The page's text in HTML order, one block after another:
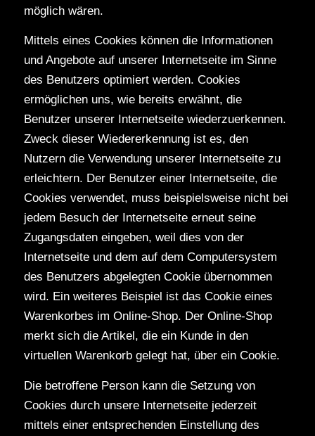
möglich wären.
Mittels eines Cookies können die Informationen
und Angebote auf unserer Internetseite im Sinne
des Benutzers optimiert werden. Cookies
ermöglichen uns, wie bereits erwähnt, die
Benutzer unserer Internetseite wiederzuerkennen.
Zweck dieser Wiedererkennung ist es, den
Nutzern die Verwendung unserer Internetseite zu
erleichtern. Der Benutzer einer Internetseite, die
Cookies verwendet, muss beispielsweise nicht bei
jedem Besuch der Internetseite erneut seine
Zugangsdaten eingeben, weil dies von der
Internetseite und dem auf dem Computersystem
des Benutzers abgelegten Cookie übernommen
wird. Ein weiteres Beispiel ist das Cookie eines
Warenkorbes im Online-Shop. Der Online-Shop
merkt sich die Artikel, die ein Kunde in den
virtuellen Warenkorb gelegt hat, über ein Cookie.
Die betroffene Person kann die Setzung von
Cookies durch unsere Internetseite jederzeit
mittels einer entsprechenden Einstellung des